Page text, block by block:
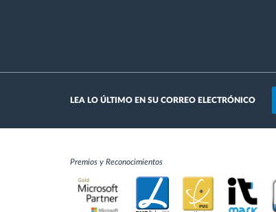
LEA LO ÚLTIMO EN SU CORREO ELECTRÓNICO
Premios y Reconocimientos